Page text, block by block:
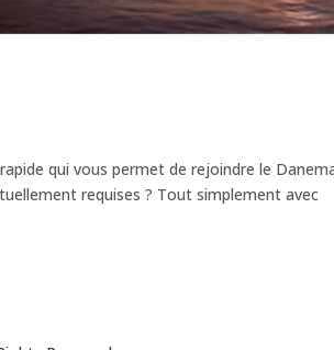
qui vous permet de rejoindre le
requises ? Tout simplement avec